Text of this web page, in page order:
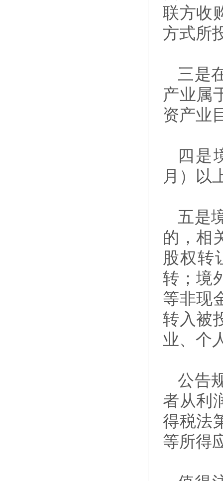
联方收
方式所
三是
产业属
资产业
四是
月）以
五是
的，相
股权转
转；境
等非现
转入被
业、个
公告
者从利
得税法
等所得